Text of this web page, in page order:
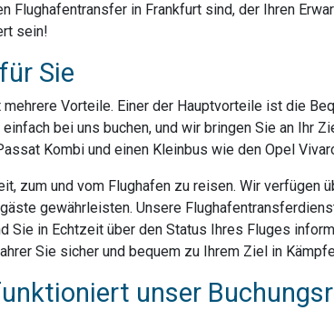
Flughafentransfer in Frankfurt sind, der Ihren
sein!
Sie
mehrere Vorteile. Einer der Hauptvorteile ist die
bei uns buchen, und wir bringen Sie an Ihr
Kombi und einen Kleinbus wie den Opel
zum und vom Flughafen zu reisen. Wir verfügen
gewährleisten. Unsere
Sie in Echtzeit über den Status Ihres Fluges
Sie sicher und bequem zu Ihrem Ziel in
unser